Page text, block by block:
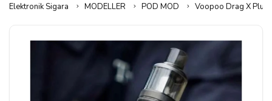
Elektronik Sigara MODELLER POD MOD Voopoo Drag X Plus